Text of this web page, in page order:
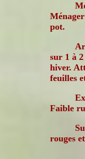
pot.
sur 1 à
hiver.
feuilles
Faible
rouges